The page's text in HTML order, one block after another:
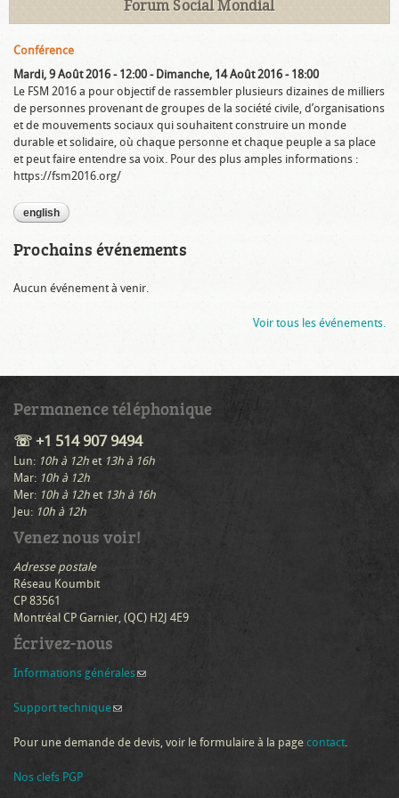
Forum Social Mondial
Conférence
Mardi, 9 Août 2016 - 12:00 - Dimanche, 14 Août 2016 - 18:00
Le FSM 2016 a pour objectif de rassembler plusieurs dizaines de milliers
de personnes provenant de groupes de la société civile, d’organisations
et de mouvements sociaux qui souhaitent construire un monde
durable et solidaire, où chaque personne et chaque peuple a sa place
et peut faire entendre sa voix. Pour des plus amples informations :
https://fsm2016.org/
english
Prochains événements
Aucun événement à venir.
Voir tous les événements.
Permanence téléphonique
☏ +1 514 907 9494
Lun: 10h à 12h et 13h à 16h
Mar: 10h à 12h
Mer: 10h à 12h et 13h à 16h
Jeu: 10h à 12h
Venez nous voir!
Adresse postale
Réseau Koumbit
CP 83561
Montréal CP Garnier, (QC) H2J 4E9
Écrivez-nous
Informations générales(link sends e-mail)
Support technique(link sends e-mail)
Pour une demande de devis, voir le formulaire à la page contact.
Nos clefs PGP